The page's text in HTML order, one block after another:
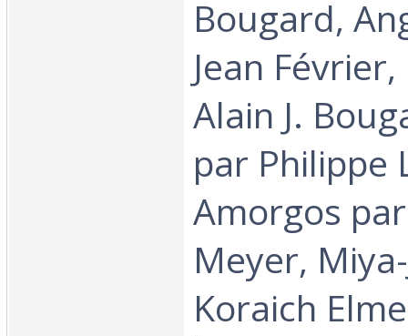
Bougard,
Jean
Alain J.
par Philippe
Amorgos
Meyer,
Koraich